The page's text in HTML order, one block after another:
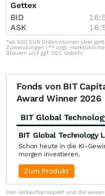
Gettex
BID
ASK
*ab 500 EUR Ordervolumen über
Zuwendungen | ** zzgl.
Steuern und ggf. SEC Gebühr
Fonds von BIT
Award Winner 2026
BIT Global
BIT Global Technology
Schon heute in die KI-
morgen investieren.
Zum Produkt
Den Verkaufsprospekt und die